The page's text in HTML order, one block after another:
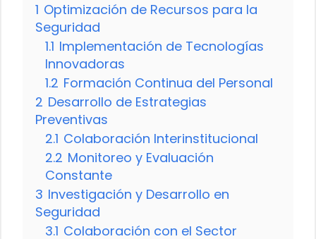
1 Optimización de Recursos para la
Seguridad
1.1 Implementación de Tecnologías
Innovadoras
1.2 Formación Continua del Personal
2 Desarrollo de Estrategias
Preventivas
2.1 Colaboración Interinstitucional
2.2 Monitoreo y Evaluación
Constante
3 Investigación y Desarrollo en
Seguridad
3.1 Colaboración con el Sector